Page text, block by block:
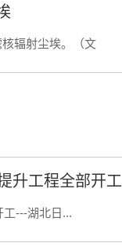
辐射尘埃。（文
升工程全部开工
工---湖北日...